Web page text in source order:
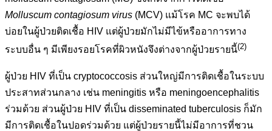
Molluscum contagiosum virus (MCV) แม้โรค MC จะพบได้
บ่อยในผู้ป่วยติดเชื้อ HIV แต่ผู้ป่วยมักไม่มีไข้หรืออาการทาง
ระบบอื่น ๆ มีเพียงรอยโรคที่ผิวหนังจึงต่างจากผู้ป่วยรายนี้(2)
ผู้ป่วย HIV ที่เป็น cryptococcosis ส่วนใหญ่มีการติดเชื้อในระบบ
ประสาทส่วนกลาง เช่น meningitis หรือ meningoencephalitis
ร่วมด้วย ส่วนผู้ป่วย HIV ที่เป็น disseminated tuberculosis ก็มัก
มีการติดเชื้อในปอดร่วมด้วย แต่ผู้ป่วยรายนี้ไม่มีอาการที่ชวน